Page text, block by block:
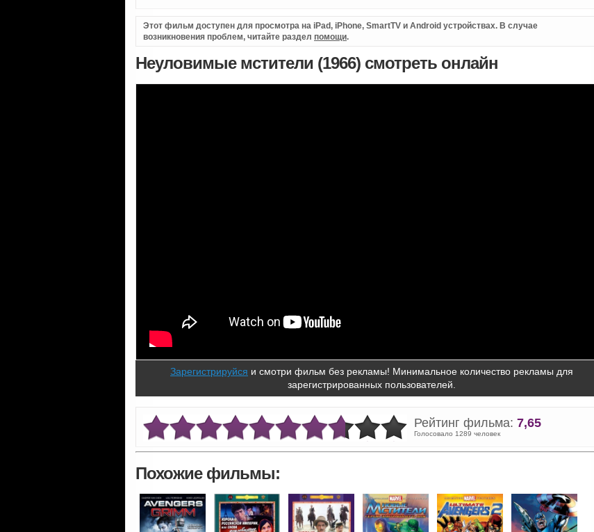
Этот фильм доступен для просмотра на iPad, iPhone, SmartTV и Android устройствах. В случае
возникновения проблем, читайте раздел помощи.
Неуловимые мстители (1966) смотреть онлайн
Зарегистрируйся и смотри фильм без рекламы! Минимальное количество рекламы для
зарегистрированных пользователей.
Рейтинг фильма: 7,65
Голосовало 1289 человек
Похожие фильмы: